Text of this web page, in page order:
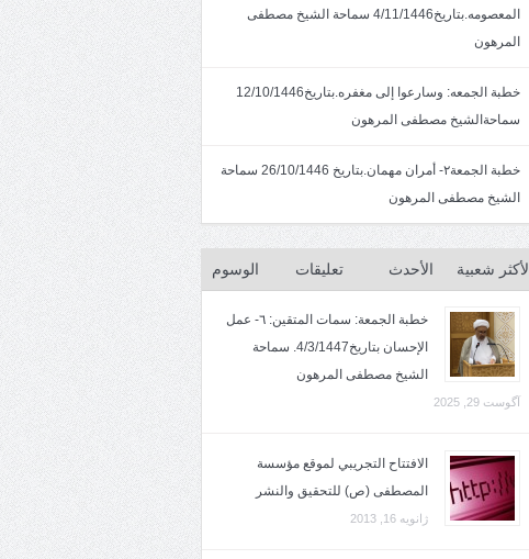
المعصومه.بتاريخ4/11/1446 سماحة الشيخ مصطفى
المرهون
خطبة الجمعه: وسارعوا إلى مغفره.بتاريخ12/10/1446
سماحةالشيخ مصطفى المرهون
خطبة الجمعة٢- أمران مهمان.بتاريخ 26/10/1446 سماحة
الشيخ مصطفى المرهون
الأكثر شعبية الأحدث تعليقات الوسوم
خطبة الجمعة: سمات المتقين: ٦- عمل
الإحسان بتاريخ4/3/1447. سماحة
الشيخ مصطفى المرهون
آگوست 29, 2025
الافتتاح التجريبي لموقع مؤسسة
المصطفى (ص) للتحقيق والنشر
ژانویه 16, 2013